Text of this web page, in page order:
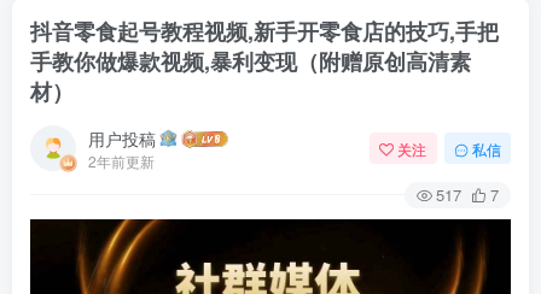
抖音零食起号教程视频,新手开零食店的技巧,手把
手教你做爆款视频,暴利变现（附赠原创高清素
材）
用户投稿
2年前更新
关注 私信
517 7